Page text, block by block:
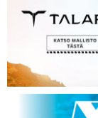
pääsisältöön